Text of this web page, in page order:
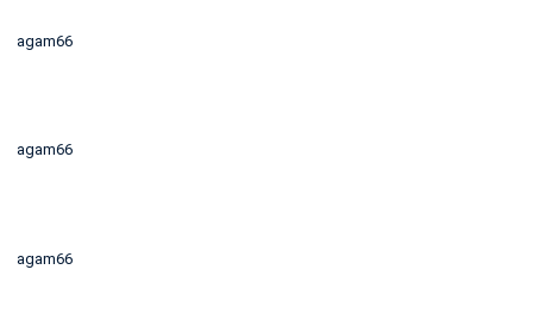
agam66
agam66
agam66